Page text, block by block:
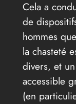
Cela a
de
hommes
la chasteté
divers, et
accessible
(en